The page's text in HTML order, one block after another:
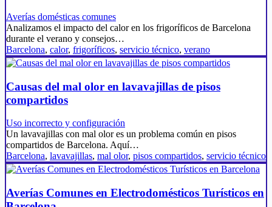
Averías domésticas comunes
Analizamos el impacto del calor en los frigoríficos de Barcelona
durante el verano y consejos…
Barcelona, calor, frigoríficos, servicio técnico, verano
Causas del mal olor en lavavajillas de pisos
compartidos
Uso incorrecto y configuración
Un lavavajillas con mal olor es un problema común en pisos
compartidos de Barcelona. Aquí…
Barcelona, lavavajillas, mal olor, pisos compartidos, servicio técnico
Averías Comunes en Electrodomésticos Turísticos en